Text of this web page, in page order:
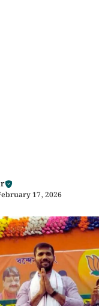
17, 2026